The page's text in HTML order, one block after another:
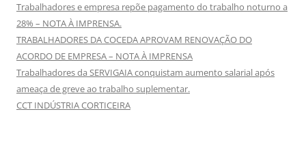
Trabalhadores e empresa repõe pagamento do trabalho noturno a
28% – NOTA À IMPRENSA.
TRABALHADORES DA COCEDA APROVAM RENOVAÇÃO DO
ACORDO DE EMPRESA – NOTA À IMPRENSA
Trabalhadores da SERVIGAIA conquistam aumento salarial após
ameaça de greve ao trabalho suplementar.
CCT INDÚSTRIA CORTICEIRA